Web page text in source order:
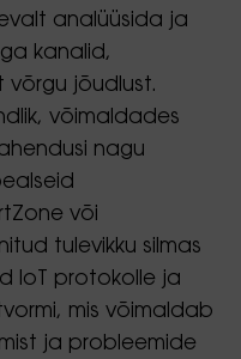
analüüsida ja
kanalid,
jõudlust.
võimaldades
nagu
või
tulevikku silmas
IoT protokolle ja
mis võimaldab
ja probleemide